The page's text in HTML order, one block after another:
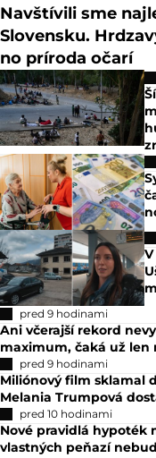
Navštívili sme
Slovensku.
no príroda očarí
pred 9 hodinami
Ani včerajší rekord
maximum, čaká už len
pred 9 hodinami
Miliónový film sklamal
Melania Trumpová
pred 10 hodinami
Nové pravidlá hypoték
vlastných peňazí